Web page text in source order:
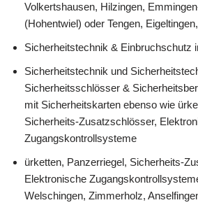
Volkertshausen, Hilzingen,
(Hohentwiel) oder Tengen,
Sicherheitstechnik & Einbruchschutz
Sicherheitstechnik und
Sicherheitsschlösser &
mit Sicherheitskarten ebenso wie
Sicherheits-Zusatzschlösser,
Zugangskontrollsysteme
ürketten, Panzerriegel, Sicherheits-
Elektronische
Welschingen, Zimmerholz,